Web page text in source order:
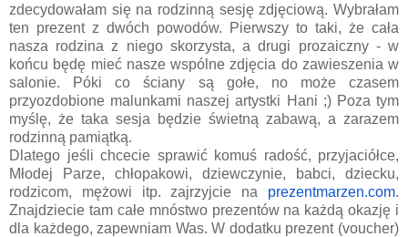
zdecydowałam się na rodzinną sesję zdjęciową. Wybrałam
ten prezent z dwóch powodów. Pierwszy to taki, że cała
nasza rodzina z niego skorzysta, a drugi prozaiczny - w
końcu będę mieć nasze wspólne zdjęcia do zawieszenia w
salonie. Póki co ściany są gołe, no może czasem
przyozdobione malunkami naszej artystki Hani ;) Poza tym
myślę, że taka sesja będzie świetną zabawą, a zarazem
rodzinną pamiątką.
Dlatego jeśli chcecie sprawić komuś radość, przyjaciółce,
Młodej Parze, chłopakowi, dziewczynie, babci, dziecku,
rodzicom, mężowi itp. zajrzyjcie na prezentmarzen.com.
Znajdziecie tam całe mnóstwo prezentów na każdą okazję i
dla każdego, zapewniam Was. W dodatku prezent (voucher)